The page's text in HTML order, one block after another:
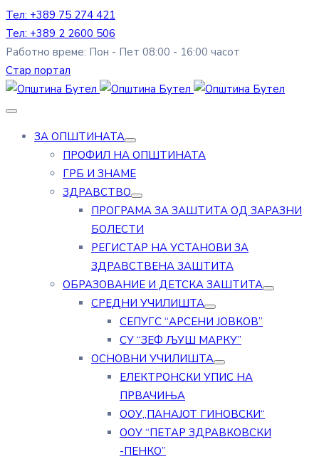
Тел: +389 75 274 421
Тел: +389 2 2600 506
Работно време: Пон - Пет 08:00 - 16:00 часот
Стар портал
ЗА ОПШТИНАТА
ПРОФИЛ НА ОПШТИНАТА
ГРБ И ЗНАМЕ
ЗДРАВСТВО
ПРОГРАМА ЗА ЗАШТИТА ОД ЗАРАЗНИ
БОЛЕСТИ
РЕГИСТАР НА УСТАНОВИ ЗА
ЗДРАВСТВЕНА ЗАШТИТА
ОБРАЗОВАНИЕ И ДЕТСКА ЗАШТИТА
СРЕДНИ УЧИЛИШТА
СЕПУГС “АРСЕНИ ЈОВКОВ”
СУ “ЗЕФ ЉУШ МАРКУ”
ОСНОВНИ УЧИЛИШТА
ЕЛЕКТРОНСКИ УПИС НА
ПРВАЧИЊА
ООУ„ПАНАЈОТ ГИНОВСКИ“
ООУ “ПЕТАР ЗДРАВКОВСКИ
-ПЕНКО”